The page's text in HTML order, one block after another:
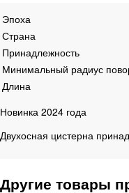
Эпоха
Страна
Принадлежность
Минимальный радиус
Длина
Новинка 2024 года
Двухосная цистерна